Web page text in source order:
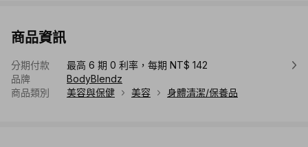
商品資訊
分期付款
最高 6 期 0 利率，每期 NT$ 142
品牌
BodyBlendz
商品類別
美容與保健 美容 身體清潔/保養品